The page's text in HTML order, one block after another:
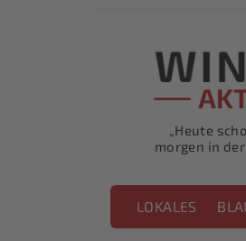
„Heute
morgen in
LOKALES